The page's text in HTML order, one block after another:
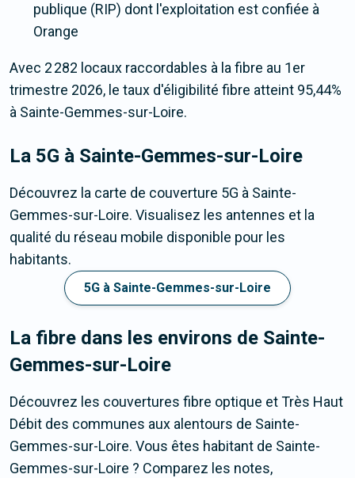
publique (RIP) dont l'exploitation est confiée à
Orange
Avec 2 282 locaux raccordables à la fibre au 1er
trimestre 2026, le taux d'éligibilité fibre atteint 95,44%
à Sainte-Gemmes-sur-Loire.
La 5G à Sainte-Gemmes-sur-Loire
Découvrez la carte de couverture 5G à Sainte-
Gemmes-sur-Loire. Visualisez les antennes et la
qualité du réseau mobile disponible pour les
habitants.
5G à Sainte-Gemmes-sur-Loire
La fibre dans les environs de Sainte-
Gemmes-sur-Loire
Découvrez les couvertures fibre optique et Très Haut
Débit des communes aux alentours de Sainte-
Gemmes-sur-Loire. Vous êtes habitant de Sainte-
Gemmes-sur-Loire ? Comparez les notes,